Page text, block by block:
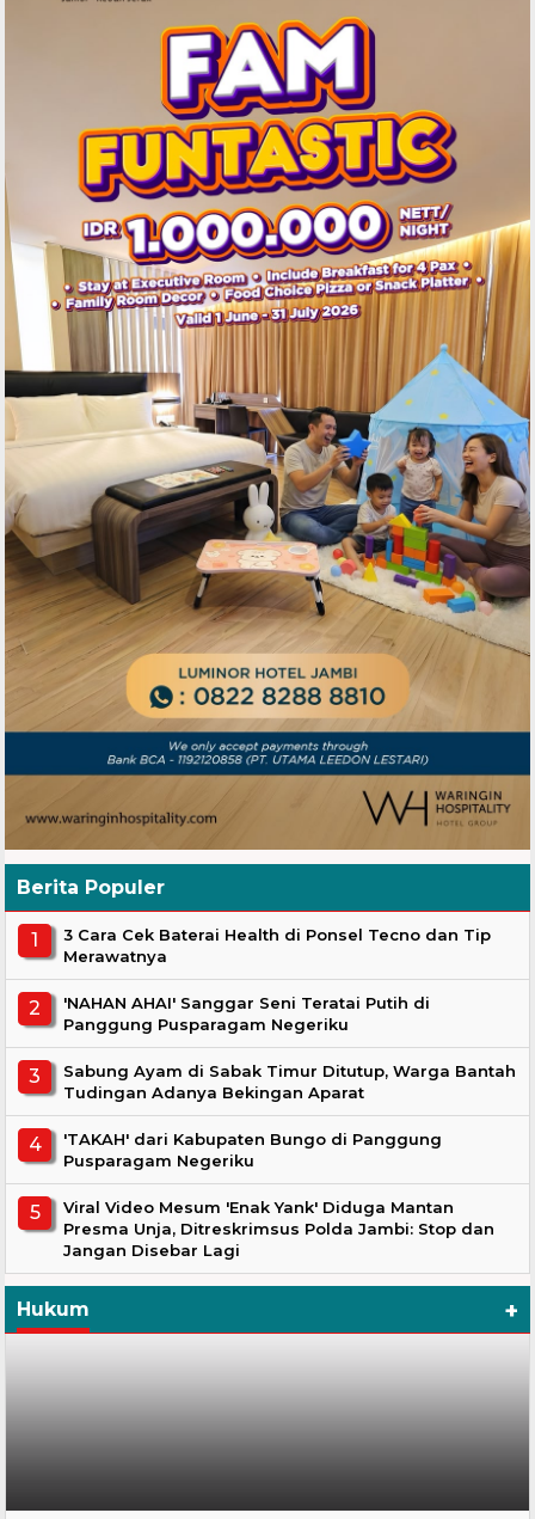
Berita Populer
3 Cara Cek Baterai Health di Ponsel Tecno dan Tip
Merawatnya
'NAHAN AHAI' Sanggar Seni Teratai Putih di
Panggung Pusparagam Negeriku
Sabung Ayam di Sabak Timur Ditutup, Warga Bantah
Tudingan Adanya Bekingan Aparat
'TAKAH' dari Kabupaten Bungo di Panggung
Pusparagam Negeriku
Viral Video Mesum 'Enak Yank' Diduga Mantan
Presma Unja, Ditreskrimsus Polda Jambi: Stop dan
Jangan Disebar Lagi
Hukum +